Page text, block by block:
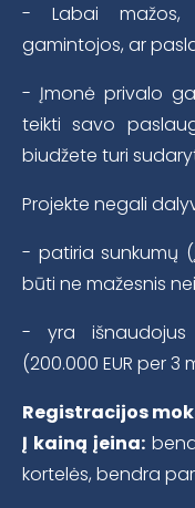
- Labai mažos,
gamintojos, ar
- Įmonė privalo
teikti savo
biudžete turi
Projekte negali
- patiria sunkumų
būti ne mažesnis
- yra
(200.000 EUR per 3
Į kainą įeina:
kortelės, bendra